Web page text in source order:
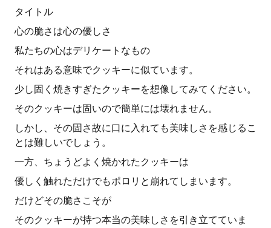
タイトル
心の脆さは心の優しさ
私たちの心はデリケートなもの
それはある意味でクッキーに似ています。
少し固く焼きすぎたクッキーを想像してみてください。
そのクッキーは固いので簡単には壊れません。
しかし、その固さ故に口に入れても美味しさを感じるこ
とは難しいでしょう。
一方、ちょうどよく焼かれたクッキーは
優しく触れただけでもポロリと崩れてしまいます。
だけどその脆さこそが
そのクッキーが持つ本当の美味しさを引き立てていま